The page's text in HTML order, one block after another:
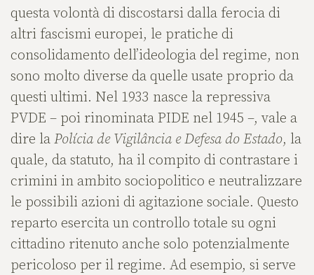
questa volontà di discostarsi dalla ferocia di
altri fascismi europei, le pratiche di
consolidamento dell’ideologia del regime, non
sono molto diverse da quelle usate proprio da
questi ultimi. Nel 1933 nasce la repressiva
PVDE – poi rinominata PIDE nel 1945 –, vale a
dire la Polícia de Vigilância e Defesa do Estado, la
quale, da statuto, ha il compito di contrastare i
crimini in ambito sociopolitico e neutralizzare
le possibili azioni di agitazione sociale. Questo
reparto esercita un controllo totale su ogni
cittadino ritenuto anche solo potenzialmente
pericoloso per il regime. Ad esempio, si serve